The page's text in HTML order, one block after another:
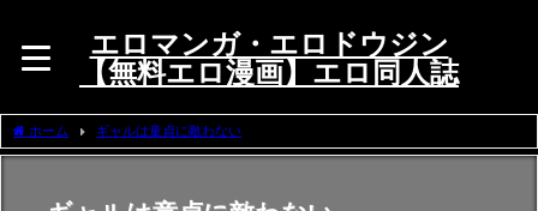
エロマンガ・エロドウジン
【無料エロ漫画】エロ同人誌
ホーム ギャルは童貞に敵わない